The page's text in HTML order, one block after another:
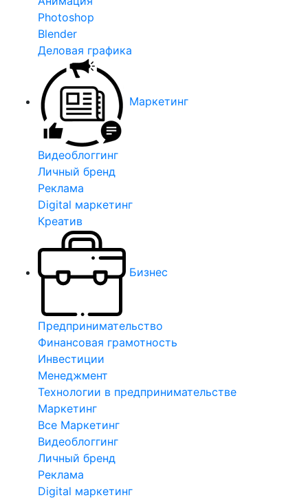
Photoshop
Blender
Деловая графика
Маркетинг
Видеоблоггинг
Личный бренд
Реклама
Digital маркетинг
Креатив
Бизнес
Предпринимательство
Финансовая грамотность
Инвестиции
Менеджмент
Технологии в предпринимательстве
Маркетинг
Все Маркетинг
Видеоблоггинг
Личный бренд
Реклама
Digital маркетинг